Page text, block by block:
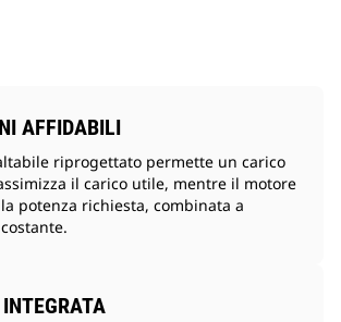
AFFIDABILI
riprogettato permette un carico
il carico utile, mentre il motore
potenza richiesta, combinata a